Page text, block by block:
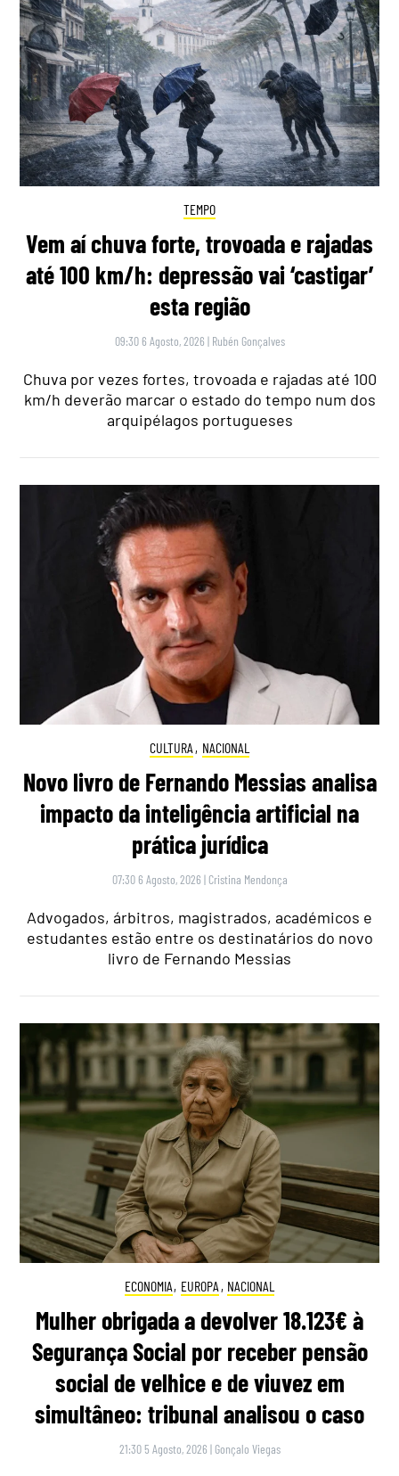
TEMPO
Vem aí chuva forte, trovoada e rajadas
até 100 km/h: depressão vai ‘castigar’
esta região
09:30 6 Agosto, 2026 | Rubén Gonçalves
Chuva por vezes fortes, trovoada e rajadas até 100
km/h deverão marcar o estado do tempo num dos
arquipélagos portugueses
CULTURA , NACIONAL
Novo livro de Fernando Messias analisa
impacto da inteligência artificial na
prática jurídica
07:30 6 Agosto, 2026 | Cristina Mendonça
Advogados, árbitros, magistrados, académicos e
estudantes estão entre os destinatários do novo
livro de Fernando Messias
ECONOMIA, EUROPA , NACIONAL
Mulher obrigada a devolver 18.123€ à
Segurança Social por receber pensão
social de velhice e de viuvez em
simultâneo: tribunal analisou o caso
21:30 5 Agosto, 2026 | Gonçalo Viegas